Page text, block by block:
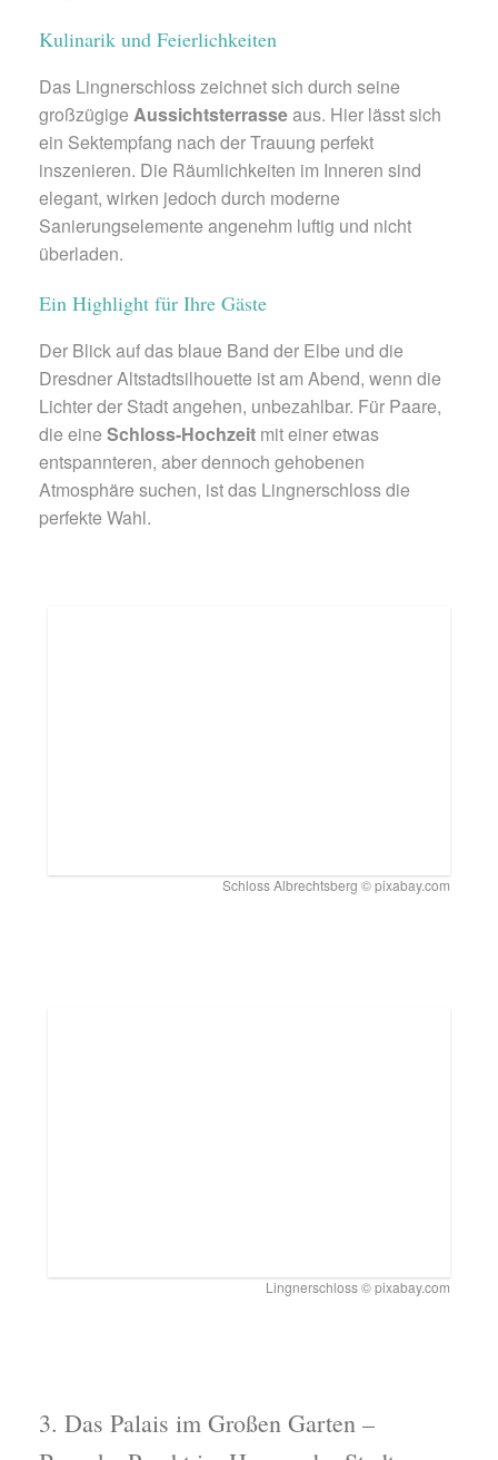
Kulinarik und Feierlichkeiten
Das Lingnerschloss zeichnet sich durch seine
großzügige Aussichtsterrasseaus. Hier lässt sich
ein Sektempfang nach der Trauung perfekt
inszenieren. Die Räumlichkeiten im Inneren sind
elegant, wirken jedoch durch moderne
Sanierungselemente angenehm luftig und nicht
überladen.
Ein Highlight für Ihre Gäste
Der Blick auf das blaue Band der Elbe und die
Dresdner Altstadtsilhouette ist am Abend, wenn die
Lichter der Stadt angehen, unbezahlbar. Für Paare,
die eine Schloss-Hochzeit mit einer etwas
entspannteren, aber dennoch gehobenen
Atmosphäre suchen, ist das Lingnerschloss die
perfekte Wahl.
Schloss Albrechtsberg © pixabay.com
Lingnerschloss © pixabay.com
3. Das Palais im Großen Garten –